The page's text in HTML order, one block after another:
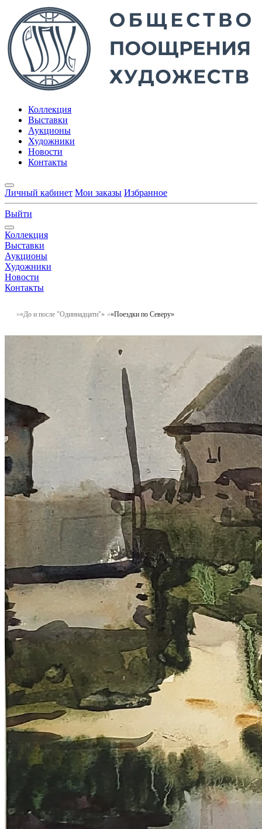
Коллекция
Выставки
Аукционы
Художники
Новости
Контакты
Личный кабинет Мои заказы Избранное
Выйти
Коллекция
Выставки
Аукционы
Художники
Новости
Контакты
«До и после "Одиннадцати"» «Поездки по Северу»